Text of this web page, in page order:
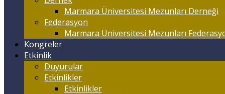
Marmara Üniversitesi Mezunları Derneği
Federasyon
Marmara Üniversitesi Mezunları
Kongreler
Etkinlik
Duyurular
Etkinlikler
Etkinlikler